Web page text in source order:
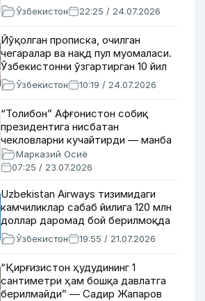
Ўзбекистон 22:25 / 24.07.2026
Йўқолган прописка, очилган
чегаралар ва нақд пул муомаласи.
Ўзбекистонни ўзгартирган 10 йил
Ўзбекистон 10:19 / 24.07.2026
“Толибон” Афғонистон собиқ
президентига нисбатан
чекловларни кучайтирди — манба
Марказий Осиё
07:25 / 23.07.2026
Uzbekistan Airways тизимидаги
камчиликлар сабаб йилига 120 млн
доллар даромад бой берилмоқда
Ўзбекистон 19:55 / 21.07.2026
“Қирғизистон ҳудудининг 1
сантиметри ҳам бошқа давлатга
берилмайди” — Садир Жапаров